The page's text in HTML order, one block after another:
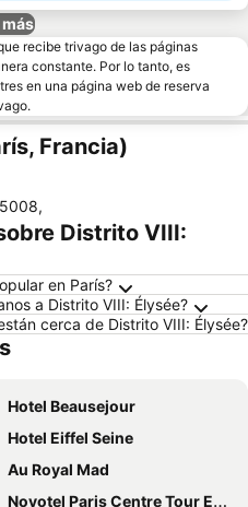
recibe trivago de las páginas
constante. Por lo tanto, es
en una página web de reserva
Francia)
,
Distrito VIII:
en París?
a Distrito VIII: Élysée?
cerca de Distrito VIII: Élysée?
Hotel Beausejour
Hotel Eiffel Seine
Au Royal Mad
Novotel Paris Centre Tour Eiffel